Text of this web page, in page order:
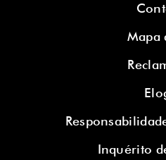
Mapa
Inquérito